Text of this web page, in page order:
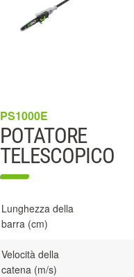
PS1000E
POTATORE
TELESCOPICO
Lunghezza della
barra (cm)
Velocità della
catena (m/s)